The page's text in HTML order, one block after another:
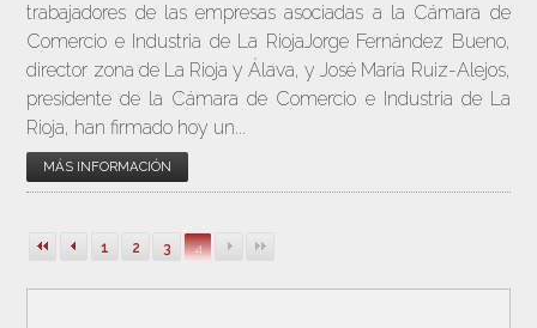
trabajadores de las empresas asociadas a la Cámara de
Comercio e Industria de La RiojaJorge Fernández Bueno,
director zona de La Rioja y Álava, y José María Ruiz-Alejos,
presidente de la Cámara de Comercio e Industria de La
Rioja, han firmado hoy un...
MÁS INFORMACIÓN
1 2 3 4